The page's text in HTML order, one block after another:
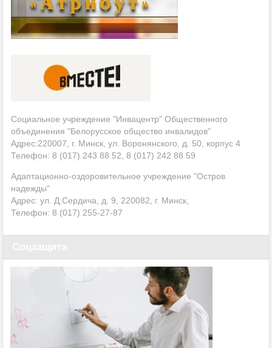
Социальное учреждение "Инвацентр" Общественного
объединения "Белорусское общество инвалидов"
Адрес:220007, г. Минск, ул. Воронянского, д. 50, корпус 4
Телефон: 8 (017) 243 88 52, 8 (017) 242 88 59
Адаптационно-оздоровительное учреждение "Остров
надежды"
Адрес: ул. Д.Сердича, д. 9, 220082, г. Минск,
Телефон: 8 (017) 255-27-87